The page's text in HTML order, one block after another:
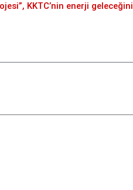
KKTC’nin enerji geleceğini